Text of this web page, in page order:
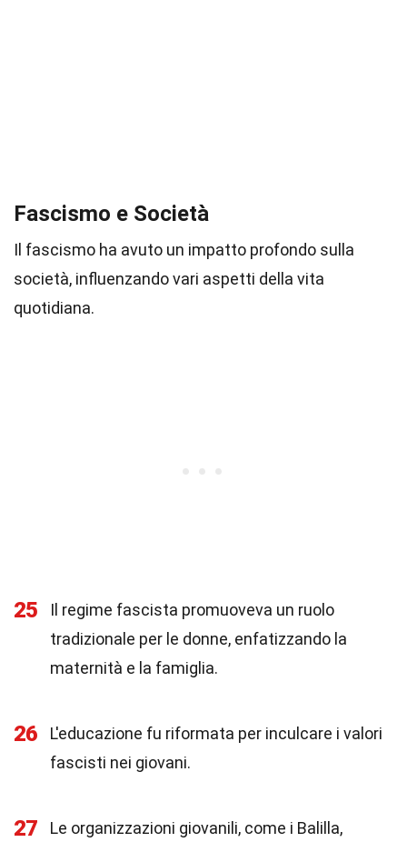
Fascismo e Società
Il fascismo ha avuto un impatto profondo sulla
società, influenzando vari aspetti della vita
quotidiana.
25
Il regime fascista promuoveva un ruolo
tradizionale per le donne, enfatizzando la
maternità e la famiglia.
26
L'educazione fu riformata per inculcare i valori
fascisti nei giovani.
27
Le organizzazioni giovanili, come i Balilla,